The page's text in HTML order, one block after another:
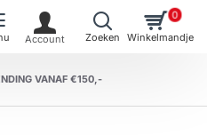
VANAF €150,-
0